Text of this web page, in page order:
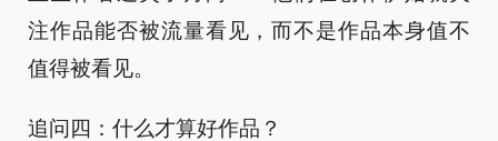
注作品能否被流量看见，而不是作品本身值不
值得被看见。
追问四：什么才算好作品？